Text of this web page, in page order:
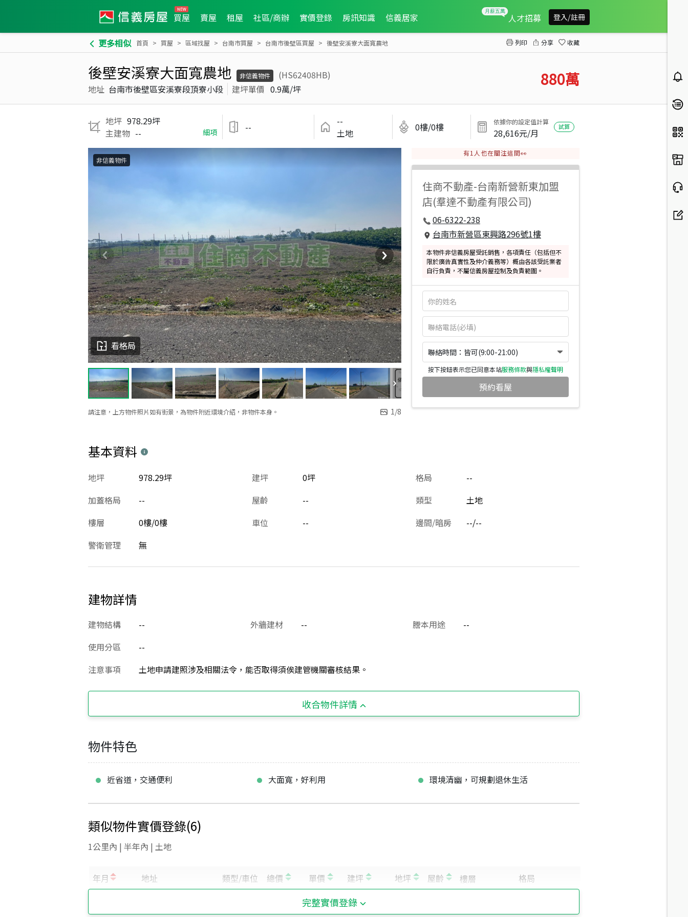
買屋 賣屋 租屋 社區/商辦 實價登錄 房訊知識 信義居家 人才招募 登入/註冊
更多相似 首頁 買屋 區域找屋 台南市買屋 台南市後壁區買屋 後壁安溪寮大面寬農地 列印 分享 收藏
後壁安溪寮大面寬農地 非信義物件
(HS62408HB)
地址 台南市後壁區安溪寮段頂寮小段 建坪單價 0.9萬/坪 880萬
地坪 978.29坪
主建物 -- 細項 --
--
土地
0樓/0樓 依據你的設定值計算
28,616元/月
試算
請注意，上方物件照片如有街景，為物件附近環境介紹，非物件本身。 1/8
看格局
非信義物件
有1 人也在關注這間👀
住商不動產-台南新營新東加盟
店(羣達不動產有限公司)
06-6322-238
台南市新營區東興路296號1樓
本物件非信義房屋受託銷售，各項責任（包括但不
限於廣告真實性及仲介義務等）概由各該受託業者
自行負責，不屬信義房屋控制及負責範圍。
聯絡時間：皆可(9:00-21:00)
按下按鈕表示您已同意本站服務條款與隱私權聲明
預約看屋
基本資料
建坪 0坪
地坪 978.29坪 格局
--
加蓋格局
-- 屋齡 -- 類型
土地
樓層
0樓/0樓 車位 -- 邊間/暗房
--/--
警衛管理
無
建物詳情
建物結構 -- 外牆建材 -- 謄本用途
--
使用分區
--
注意事項
土地申請建照涉及相關法令，能否取得須俟建管機關審核結果。
收合物件詳情
物件特色
近省道，交通便利 大面寬，好利用 環境清幽，可規劃退休生活
類似物件實價登錄(6)
1公里內 | 半年內 | 土地
完整實價登錄